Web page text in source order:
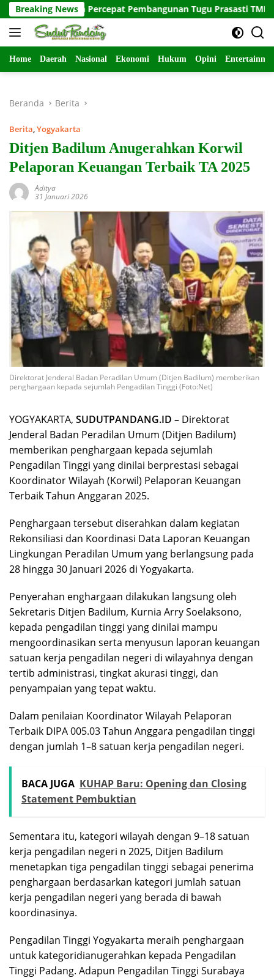
Langsung
ke
konten
Breaking News
Satuan Percepat Pembangunan Tugu Prasasti TMMD ke-129
Home Daerah Nasional Ekonomi Hukum Opini
Beranda Berita
Berita,Yogyakarta
Ditjen Badilum Anugerahkan Korwil
Pelaporan Keuangan Terbaik TA 2025
Aditya
31 Januari 2026
Direktorat Jenderal Badan Peradilan Umum (Ditjen Badilum) memberikan
penghargaan kepada sejumlah Pengadilan Tinggi (Foto:Net)
YOGYAKARTA, SUDUTPANDANG.ID – Direktorat
Jenderal Badan Peradilan Umum (Ditjen Badilum)
memberikan penghargaan kepada sejumlah
Pengadilan Tinggi yang dinilai berprestasi sebagai
Koordinator Wilayah (Korwil) Pelaporan Keuangan
Terbaik Tahun Anggaran 2025.
Penghargaan tersebut diserahkan dalam kegiatan
Rekonsiliasi dan Koordinasi Data Laporan Keuangan
Lingkungan Peradilan Umum yang berlangsung pada
28 hingga 30 Januari 2026 di Yogyakarta.
Penyerahan enghargaan dilakukan langsung oleh
Sekretaris Ditjen Badilum, Kurnia Arry Soelaksono,
kepada pengadilan tinggi yang dinilai mampu
mengoordinasikan serta menyusun laporan keuangan
satuan kerja pengadilan negeri di wilayahnya dengan
tertib administrasi, tingkat akurasi tinggi, dan
penyampaian yang tepat waktu.
Dalam penilaian Koordinator Wilayah Pelaporan
Terbaik DIPA 005.03 Tahun Anggara pengadilan tinggi
dengan jumlah 1–8 satuan kerja pengadilan negeri.
BACA JUGA KUHAP Baru: Opening dan Closing
Statement Pembuktian
Sementara itu, kategori wilayah dengan 9–18 satuan
kerja pengadilan negeri n 2025, Ditjen Badilum
menetapkan tiga pengadilan tinggi sebagai penerima
penghargaan berdasarkan kategori jumlah satuan
kerja pengadilan negeri yang berada di bawah
koordinasinya.
Pengadilan Tinggi Yogyakarta meraih penghargaan
untuk kategoridianugerahkan kepada Pengadilan
Tinggi Padang. Adapun Pengadilan Tinggi Surabaya